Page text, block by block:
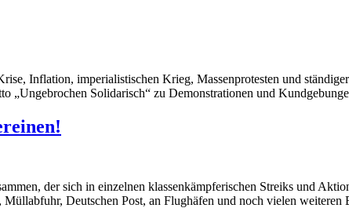
Inflation, imperialistischen Krieg, Massenprotesten und
„Ungebrochen Solidarisch“ zu Demonstrationen und
der sich in einzelnen klassenkämpferischen Streiks und
Deutschen Post, an Flughäfen und noch vielen weiteren